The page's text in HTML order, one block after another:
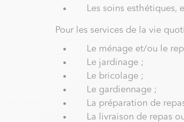
Les soins esthétiques,
Pour les services de la vie
Le ménage et/ou le
Le jardinage ;
Le bricolage ;
Le gardiennage ;
La préparation de
La livraison de repas ou